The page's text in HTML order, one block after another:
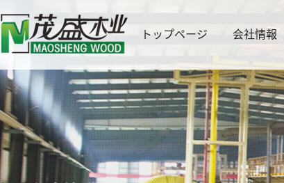
トップページ 会社情報